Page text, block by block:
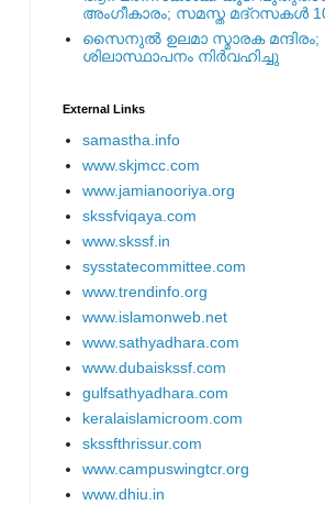
അംഗീകാരം; സമസ്ത മദ്റസകള്‍
സൈനുല്‍ ഉലമാ സ്മാരക മന്ദിരം;
ശിലാസ്ഥാപനം നിര്‍വഹിച്ചു
External ‎Links
samastha.info
www.skjmcc.com
www.jamianooriya.org
skssfviqaya.com
www.skssf.in
sysstatecommittee.com
www.trendinfo.org
www.islamonweb.net
www.sathyadhara.com
www.dubaiskssf.com
gulfsathyadhara.com
keralaislamicroom.com
skssfthrissur.com
www.campuswingtcr.org
www.dhiu.in